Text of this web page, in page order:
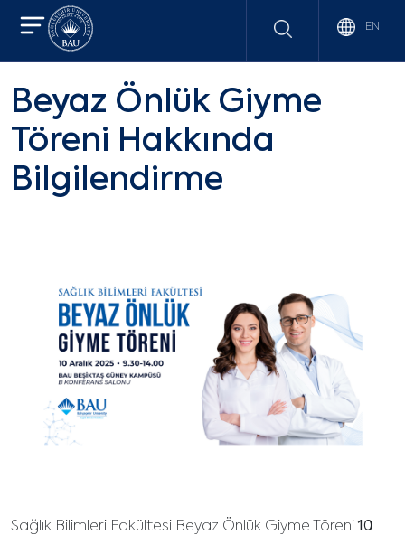
EN
Beyaz Önlük Giyme
Töreni Hakkında
Bilgilendirme
Sağlık Bilimleri Fakültesi Beyaz Önlük Giyme Töreni 10